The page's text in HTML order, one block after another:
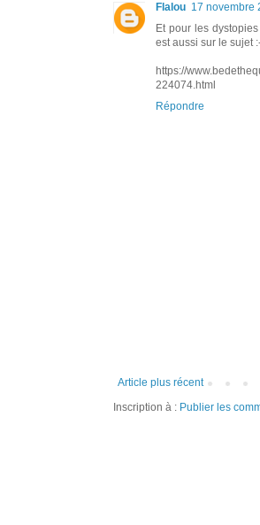
Flalou 17 novembre
Et pour les
est aussi sur le sujet
https://
224074.html
Répondre
Article plus récent
Inscription à : Publier les